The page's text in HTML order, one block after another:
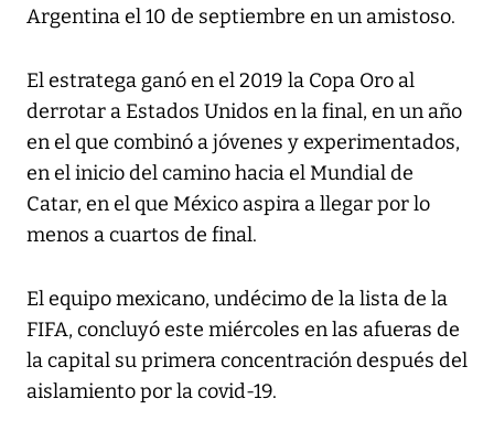
Argentina el 10 de septiembre en un amistoso.
El estratega ganó en el 2019 la Copa Oro al
derrotar a Estados Unidos en la final, en un año
en el que combinó a jóvenes y experimentados,
en el inicio del camino hacia el Mundial de
Catar, en el que México aspira a llegar por lo
menos a cuartos de final.
El equipo mexicano, undécimo de la lista de la
FIFA, concluyó este miércoles en las afueras de
la capital su primera concentración después del
aislamiento por la covid-19.